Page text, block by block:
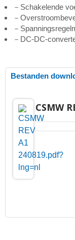
－Schakelende
－
－
－DC-DC-
Bestanden
CSMW